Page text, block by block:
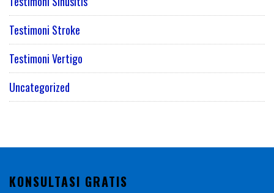
Testimoni Stroke
Testimoni Vertigo
Uncategorized
KONSULTASI GRATIS